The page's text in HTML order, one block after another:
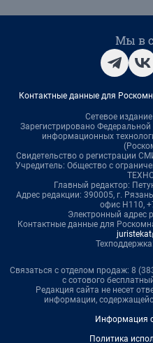
Мы в
Контактные данные для
Сетевое
Зарегистрировано
информационных
Свидетельство о регистрации
Учредитель: Общество с
Главный редактор:
Адрес редакции: 390005, г.
офис Н110,
Электронный адрес
Контактные данные для
Техподдержка:
Связаться с отделом продаж: 8
с сотового
Редакция сайта не несет
информации,
Информация
Политика